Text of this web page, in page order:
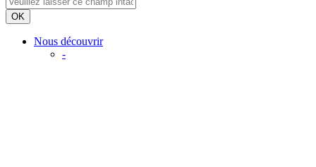
Nous découvrir
-